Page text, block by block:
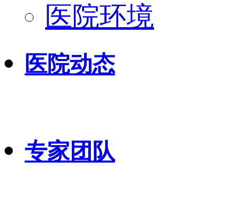
医院环境
医院动态
专家团队